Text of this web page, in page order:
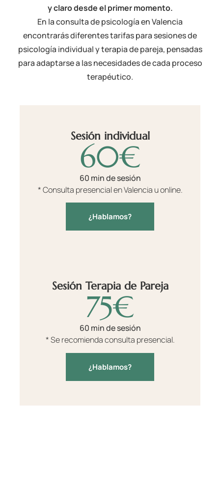
y claro desde el primer momento.
En la consulta de psicología en Valencia
encontrarás diferentes tarifas para sesiones de
psicología individual y terapia de pareja, pensadas
para adaptarse a las necesidades de cada proceso
terapéutico.
Sesión individual
60€
60 min de sesión
* Consulta presencial en Valencia u online.
¿Hablamos?
Sesión Terapia de Pareja
75€
60 min de sesión
* Se recomienda consulta presencial.
¿Hablamos?